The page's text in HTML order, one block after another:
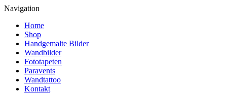
Navigation
Home
Shop
Handgemalte Bilder
Wandbilder
Fototapeten
Paravents
Wandtattoo
Kontakt